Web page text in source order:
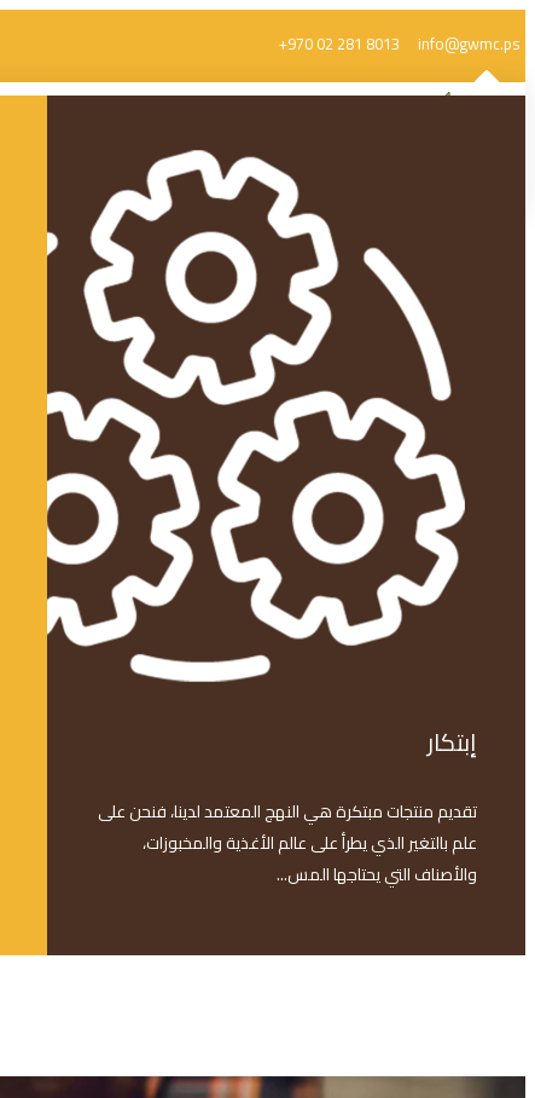
info@gwmc.ps
+970 02 281 8013
إبتكار
تقديم منتجات مبتكرة هي النهج المعتمد لدينا، فنحن على
علم بالتغير الذي يطرأ على عالم الأغذية والمخبوزات،
والأصناف التي يحتاجها المس...